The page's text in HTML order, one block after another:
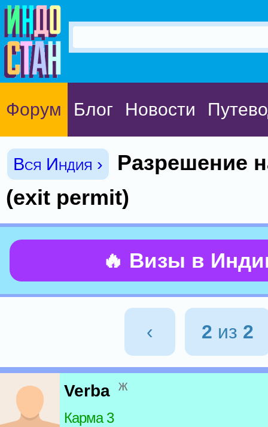
Форум Блог Новости
Вся Индия ›
Разрешение
(exit permit)
🔥 Визы в
‹ 2 из 2
Verba ж
Карма 3